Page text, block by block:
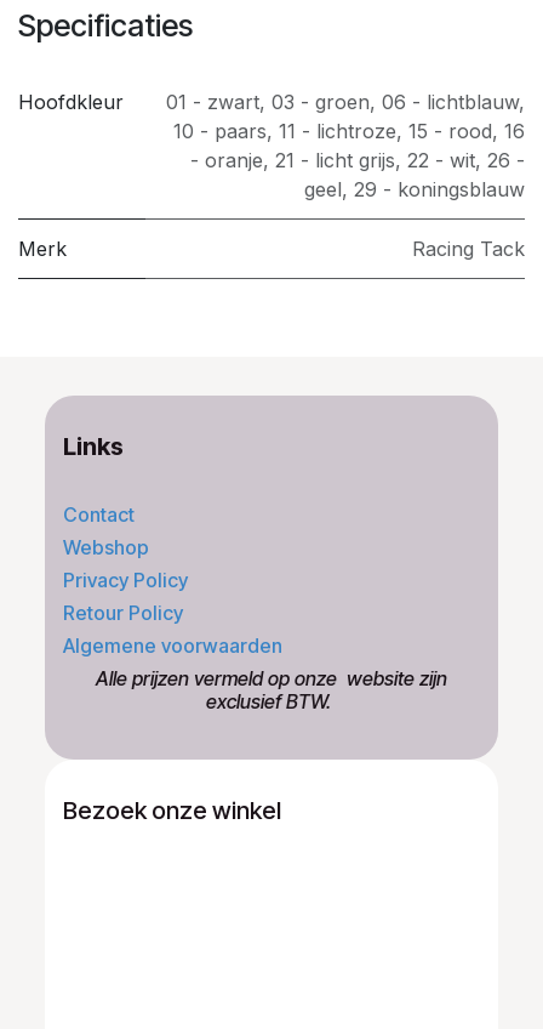
Specificaties
Hoofdkleur 01 - zwart, 03 - groen, 06 - lichtblauw,
10 - paars, 11 - lichtroze, 15 - rood, 16
- oranje, 21 - licht grijs, 22 - wit, 26 -
geel, 29 - koningsblauw
Merk ​Racing Tack
Links
Contact
Webshop
Privacy Policy
Retour Policy
Algemene voorwaarden
​Alle prijzen vermeld op onze ​website zijn
exclusief BTW.
Bezoek onze winkel